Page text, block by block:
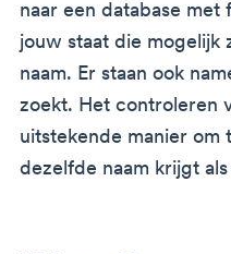
naar een database
jouw staat die mogelijk
naam. Er staan ook
zoekt. Het controleren
uitstekende manier
dezelfde naam krijgt